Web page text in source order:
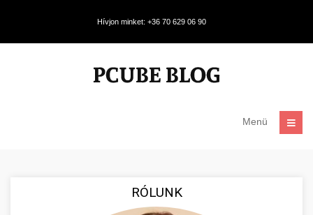
Hívjon minket: +36 70 629 06 90
Menü
RÓLUNK